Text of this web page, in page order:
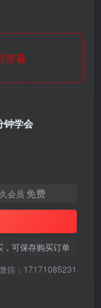
查看
钟学会
会员 免费
，可保存购买订单
信：17171085231